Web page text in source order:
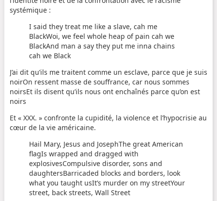
systémique :
I said they treat me like a slave, cah me
BlackWoi, we feel whole heap of pain cah we
BlackAnd man a say they put me inna chains
cah we Black
J’ai dit qu’ils me traitent comme un esclave, parce que je suis
noirOn ressent masse de souffrance, car nous sommes
noirsEt ils disent qu’ils nous ont enchaînés parce qu’on est
noirs
Et « XXX. » confronte la cupidité, la violence et l’hypocrisie au
cœur de la vie américaine.
Hail Mary, Jesus and JosephThe great American
flagIs wrapped and dragged with
explosivesCompulsive disorder, sons and
daughtersBarricaded blocks and borders, look
what you taught usIt’s murder on my streetYour
street, back streets, Wall Street